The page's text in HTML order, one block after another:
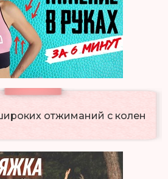
отжиманий с колен